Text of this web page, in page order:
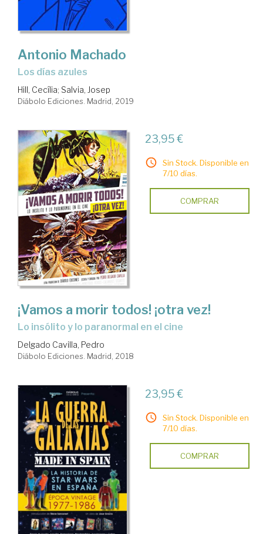
Antonio Machado
Los días azules
Hill, Cecília; Salvia, Josep
Diábolo Ediciones. Madrid, 2019
23,95 €
Sin Stock. Disponible en
7/10 días.
COMPRAR
¡Vamos a morir todos! ¡otra vez!
lo insólito y lo paranormal en el cine
Delgado Cavilla, Pedro
Diábolo Ediciones. Madrid, 2018
23,95 €
Sin Stock. Disponible en
7/10 días.
COMPRAR